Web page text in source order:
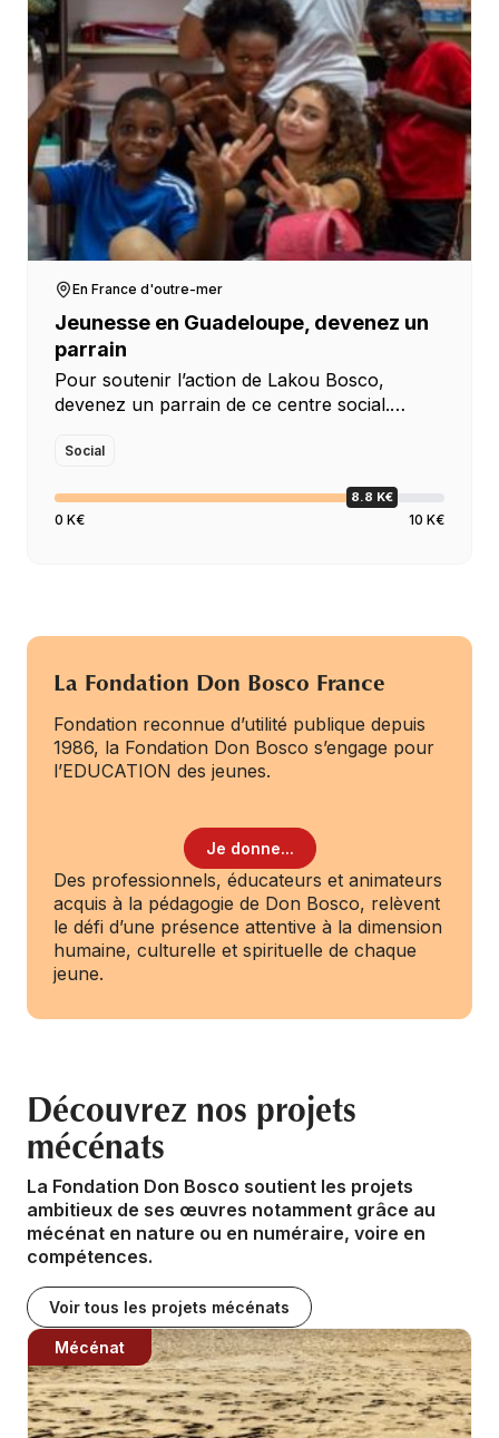
En France d'outre-mer
Jeunesse en Guadeloupe, devenez un
parrain
Pour soutenir l’action de Lakou Bosco,
devenez un parrain de ce centre social.
agréée Espace de Vie sociale par la CAF de
Social
8.8 K€
0 K€ 10 K€
La Fondation Don Bosco France
Fondation reconnue d’utilité publique depuis
1986, la Fondation Don Bosco s’engage pour
l’EDUCATION des jeunes.
Je donne...
Des professionnels, éducateurs et animateurs
acquis à la pédagogie de Don Bosco, relèvent
le défi d’une présence attentive à la dimension
humaine, culturelle et spirituelle de chaque
jeune.
Découvrez nos projets
mécénats
La Fondation Don Bosco soutient les projets
ambitieux de ses œuvres notamment grâce au
mécénat en nature ou en numéraire, voire en
compétences.
Voir tous les projets mécénats
Mécénat